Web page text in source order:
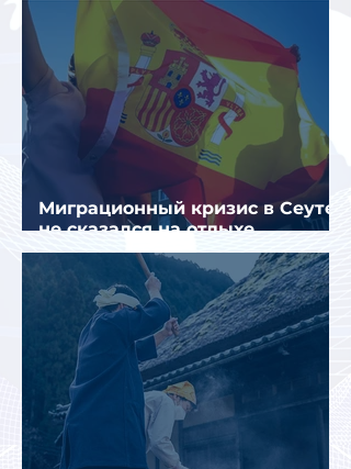
Миграционный кризис в Сеуте
не сказался на отдыхе
российских туристов в Испании